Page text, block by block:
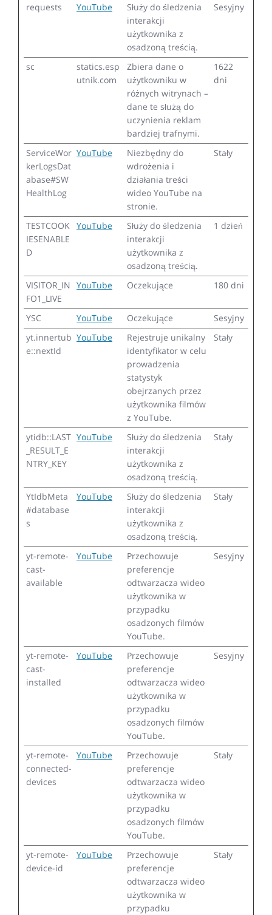
requests YouTube
Służy do śledzenia
interakcji
użytkownika z
osadzoną treścią.
Sesyjny
sc
statics.esp
utnik.com
Zbiera dane o
użytkowniku w
różnych witrynach –
dane te służą do
uczynienia reklam
bardziej trafnymi.
1622
dni
ServiceWor
kerLogsDat
abase#SW
HealthLog
YouTube
Niezbędny do
wdrożenia i
działania treści
wideo YouTube na
stronie.
Stały
TESTCOOK
IESENABLE
D
YouTube
Służy do śledzenia
interakcji
użytkownika z
osadzoną treścią.
1 dzień
VISITOR_IN
FO1_LIVE
YouTube Oczekujące 180 dni
YSC YouTube Oczekujące
Sesyjny
yt.innertub
e::nextId
YouTube
Rejestruje unikalny
identyfikator w celu
prowadzenia
statystyk
obejrzanych przez
użytkownika filmów
z YouTube.
Stały
ytidb::LAST
_RESULT_E
NTRY_KEY
YouTube
Służy do śledzenia
interakcji
użytkownika z
osadzoną treścią.
Stały
YtIdbMeta
#database
s
YouTube
Służy do śledzenia
interakcji
użytkownika z
osadzoną treścią.
Stały
yt-remote-
cast-
available
YouTube
Przechowuje
preferencje
odtwarzacza wideo
użytkownika w
przypadku
osadzonych filmów
YouTube.
Sesyjny
yt-remote-
cast-
installed
YouTube
Przechowuje
preferencje
odtwarzacza wideo
użytkownika w
przypadku
osadzonych filmów
YouTube.
Sesyjny
yt-remote-
connected-
devices
YouTube
Przechowuje
preferencje
odtwarzacza wideo
użytkownika w
przypadku
osadzonych filmów
YouTube.
Stały
yt-remote-
device-id
YouTube
Przechowuje
preferencje
odtwarzacza wideo
użytkownika w
przypadku
Stały